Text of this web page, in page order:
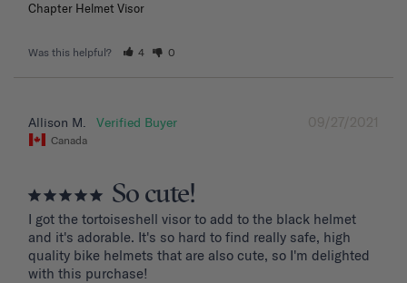
Chapter Helmet Visor
Was this helpful? 4 0
09/27/2021
Allison M.
Canada
So cute!
I got the tortoiseshell visor to add to the black helmet
and it's adorable. It's so hard to find really safe, high
quality bike helmets that are also cute, so I'm delighted
with this purchase!